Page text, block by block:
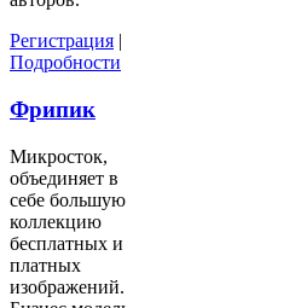
Регистрация |
Подробности
Фрипик
Микросток,
объединяет в
себе большую
коллекцию
бесплатных и
платных
изображений.